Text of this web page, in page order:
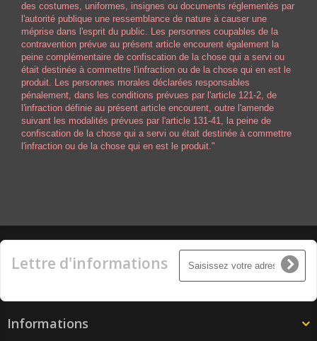
des costumes, uniformes, insignes ou documents réglementés par
l'autorité publique une ressemblance de nature à causer une
méprise dans l'esprit du public. Les personnes coupables de la
contravention prévue au présent article encourent également la
peine complémentaire de confiscation de la chose qui a servi ou
était destinée à commettre l'infraction ou de la chose qui en est le
produit. Les personnes morales déclarées responsables
pénalement, dans les conditions prévues par l'article 121-2, de
l'infraction définie au présent article encourent, outre l'amende
suivant les modalités prévues par l'article 131-41, la peine de
confiscation de la chose qui a servi ou était destinée à commettre
l'infraction ou de la chose qui en est le produit."
Lettre d'informations
Informations